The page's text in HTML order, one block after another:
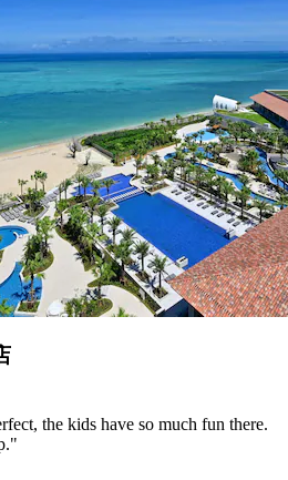
the kids have so much fun there.